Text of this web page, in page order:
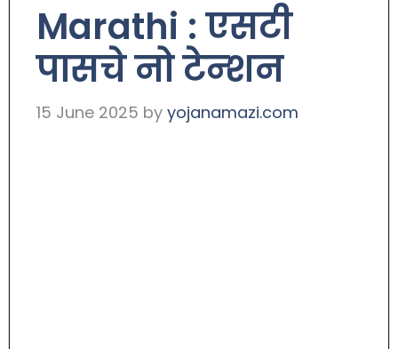
Marathi : एसटी
पासचे नो टेन्शन
15 June 2025 by yojanamazi.com